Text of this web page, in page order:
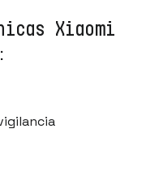
Xiaomi